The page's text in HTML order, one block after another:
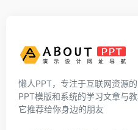
懒人PPT，专注于互联网资源
PPT模版和系统的学习文章与
它推荐给你身边的朋友